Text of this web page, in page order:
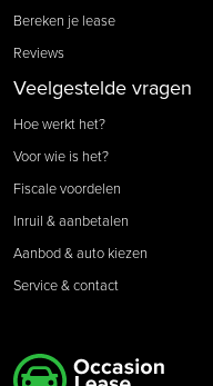
Bereken je lease
Reviews
Veelgestelde vragen
Hoe werkt het?
Voor wie is het?
Fiscale voordelen
Inruil & aanbetalen
Aanbod & auto kiezen
Service & contact